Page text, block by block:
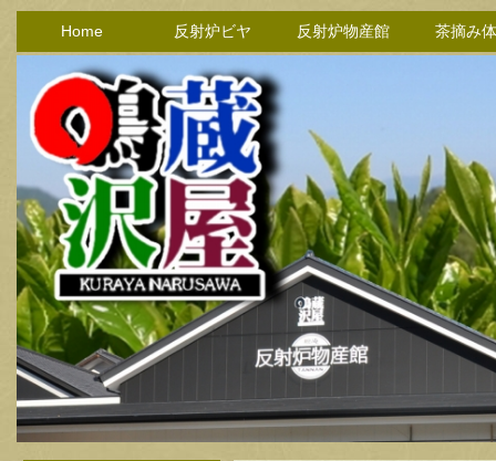
Home 反射炉ビヤ 反射炉物産館 茶摘み